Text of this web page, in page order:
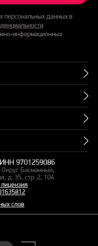
персональных данных в
информационных
9701259086
Басманный,
д. 35, стр. 2, 104
слов